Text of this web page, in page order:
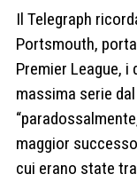
Il Telegraph
Portsmouth,
Premier League,
massima serie
maggior
cui erano state